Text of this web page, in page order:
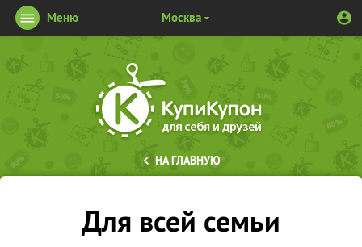
Меню Москва
НА ГЛАВНУЮ
Для всей семьи